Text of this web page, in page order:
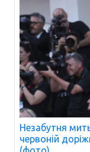
Незабутня
червоній